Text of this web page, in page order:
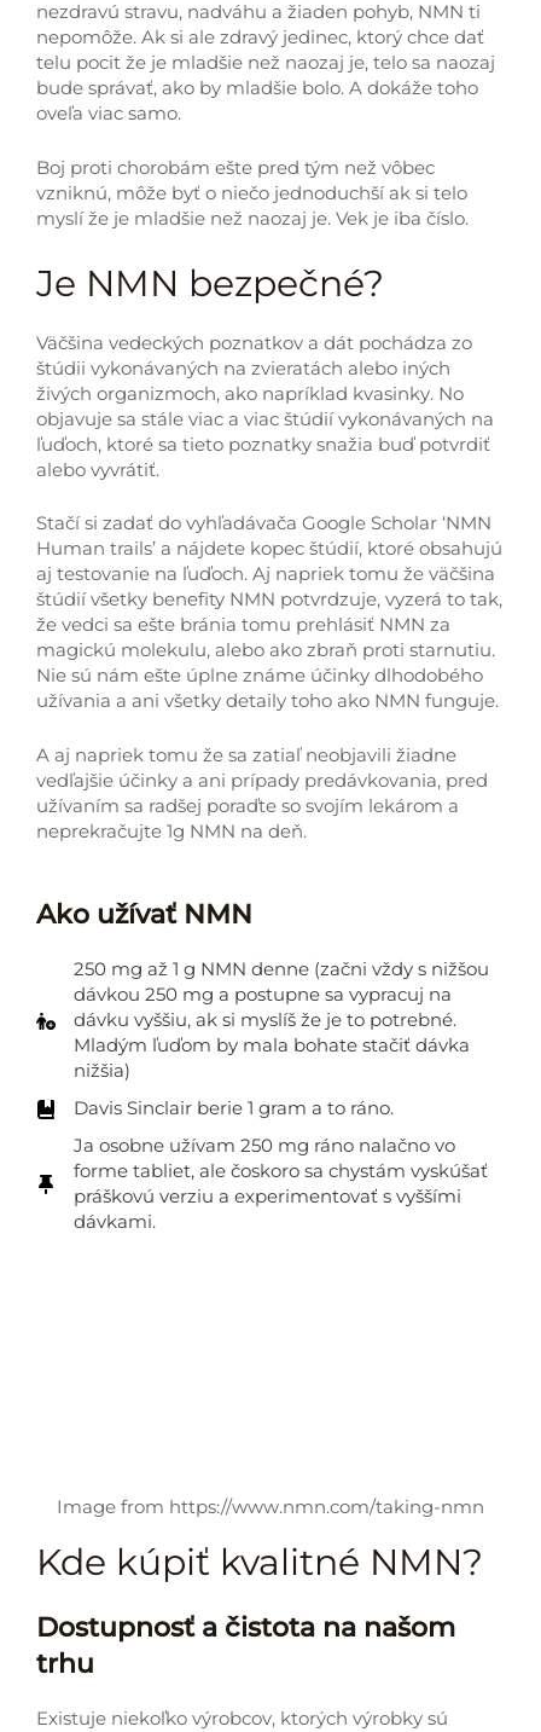
nezdravú stravu, nadváhu a žiaden pohyb, NMN ti
nepomôže. Ak si ale zdravý jedinec, ktorý chce dať
telu pocit že je mladšie než naozaj je, telo sa naozaj
bude správať, ako by mladšie bolo. A dokáže toho
oveľa viac samo.
Boj proti chorobám ešte pred tým než vôbec
vzniknú, môže byť o niečo jednoduchší ak si telo
myslí že je mladšie než naozaj je. Vek je iba číslo.
Je NMN bezpečné?
Väčšina vedeckých poznatkov a dát pochádza zo
štúdii vykonávaných na zvieratách alebo iných
živých organizmoch, ako napríklad kvasinky. No
objavuje sa stále viac a viac štúdií vykonávaných na
ľuďoch, ktoré sa tieto poznatky snažia buď potvrdiť
alebo vyvrátiť.
Stačí si zadať do vyhľadávača Google Scholar ‘NMN
Human trails’ a nájdete kopec štúdií, ktoré obsahujú
aj testovanie na ľuďoch. Aj napriek tomu že väčšina
štúdií všetky benefity NMN potvrdzuje, vyzerá to tak,
že vedci sa ešte bránia tomu prehlásiť NMN za
magickú molekulu, alebo ako zbraň proti starnutiu.
Nie sú nám ešte úplne známe účinky dlhodobého
užívania a ani všetky detaily toho ako NMN funguje.
A aj napriek tomu že sa zatiaľ neobjavili žiadne
vedľajšie účinky a ani prípady predávkovania, pred
užívaním sa radšej poraďte so svojím lekárom a
neprekračujte 1g NMN na deň.
Ako užívať NMN
250 mg až 1 g NMN denne (začni vždy s nižšou
dávkou 250 mg a postupne sa vypracuj na
dávku vyššiu, ak si myslíš že je to potrebné.
Mladým ľuďom by mala bohate stačiť dávka
nižšia)
Davis Sinclair berie 1 gram a to ráno.
Ja osobne užívam 250 mg ráno nalačno vo
forme tabliet, ale čoskoro sa chystám vyskúšať
práškovú verziu a experimentovať s vyššími
dávkami.
Image from https://www.nmn.com/taking-nmn
Kde kúpiť kvalitné NMN?
Dostupnosť a čistota na našom
trhu
Existuje niekoľko výrobcov, ktorých výrobky sú